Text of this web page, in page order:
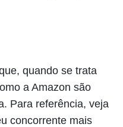
quando se trata
a Amazon são
Para referência, veja
concorrente mais